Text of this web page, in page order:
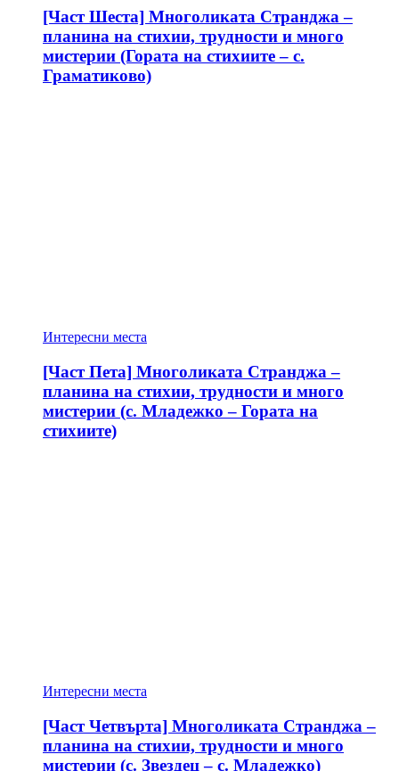
[Част Шеста] Многоликата Странджа –
планина на стихии, трудности и много
мистерии (Гората на стихиите – с.
Граматиково)
Интересни места
[Част Пета] Многоликата Странджа –
планина на стихии, трудности и много
мистерии (с. Младежко – Гората на
стихиите)
Интересни места
[Част Четвърта] Многоликата Странджа –
планина на стихии, трудности и много
мистерии (с. Звездец – с. Младежко)